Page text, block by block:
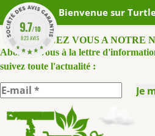
ABONNEZ VOUS A NOTRE
Abonnez-vous à la lettre
suivez toute l'actualité :
Skip
to
Bienvenue sur
9.7/10
823 AVIS